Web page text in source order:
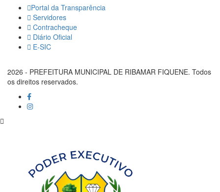
Portal da Transparência
Servidores
Contracheque
Diário Oficial
E-SIC
2026 - PREFEITURA MUNICIPAL DE RIBAMAR FIQUENE. Todos
os direitos reservados.